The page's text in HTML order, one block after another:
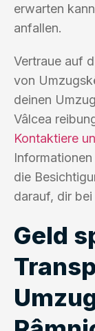
erwarten
anfallen.
Vertraue auf
von
deinen
Vâlcea
Kontaktiere
die
darauf, dir
Geld